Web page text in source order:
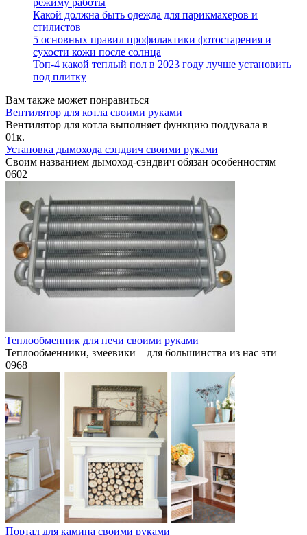
Какой должна быть одежда для парикмахеров и
стилистов
5 основных правил профилактики фотостарения и
сухости кожи после солнца
Топ-4 какой теплый пол в 2023 году лучше установить
под плитку
Вам также может понравиться
Вентилятор для котла своими руками
Вентилятор для котла выполняет функцию поддувала в
01к.
Установка дымохода сэндвич своими руками
Своим названием дымоход-сэндвич обязан особенностям
0602
Теплообменник для печи своими руками
Теплообменники, змеевики – для большинства из нас эти
0968
Портал для камина своими руками